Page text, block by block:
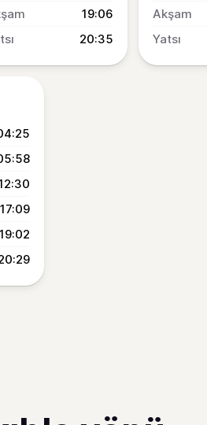
19:06
20:35
17:09
19:02